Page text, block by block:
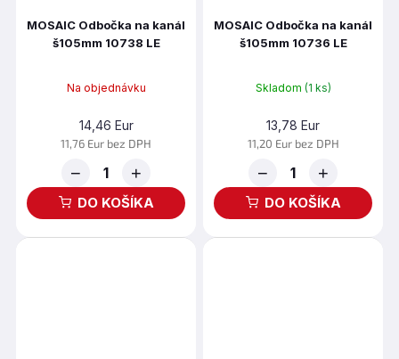
MOSAIC Odbočka na kanál
š105mm 10738 LE
Na objednávku
14,46 Eur
11,76 Eur bez DPH
− +
DO KOŠÍKA
MOSAIC Odbočka na kanál
š105mm 10736 LE
Skladom (1 ks)
13,78 Eur
11,20 Eur bez DPH
− +
DO KOŠÍKA